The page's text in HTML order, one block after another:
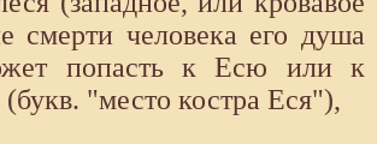
смерти человека его душа
попасть к Есю или к
"место костра Еся"),